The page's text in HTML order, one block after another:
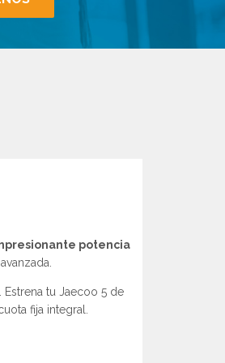
potencia
tu Jaecoo 5 de
fija integral.